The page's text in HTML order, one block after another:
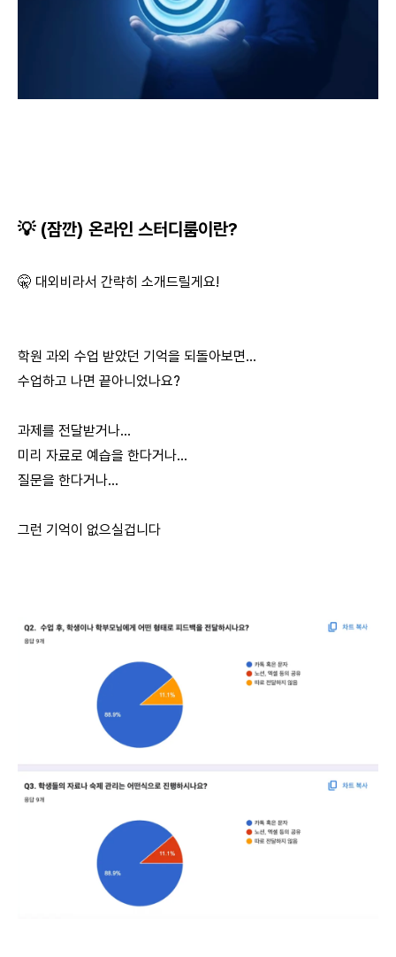
💡 (잠깐) 온라인 스터디룸이란?
🤫 대외비라서 간략히 소개드릴게요!
학원 과외 수업 받았던 기억을 되돌아보면...
수업하고 나면 끝아니었나요?
과제를 전달받거나...
미리 자료로 예습을 한다거나...
질문을 한다거나...
그런 기억이 없으실겁니다